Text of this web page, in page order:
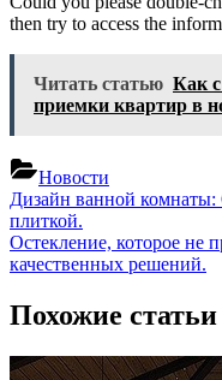
then try to access the
Читать статью Как с
приемки квартир в
Новости
Навигация
по
записям
Previous
Post:
Дизайн ванной комнаты:
плиткой.
Next
Post:
Остекление, которое не
качественных решений.
Похожие статьи